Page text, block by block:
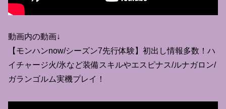
動画内の動画↓
【モンハンnow/シーズン7先行体験】初出し情報多数！ハ
イチャージ火/氷など装備スキルやエスピナス/ルナガロン/
ガランゴルム実機プレイ！